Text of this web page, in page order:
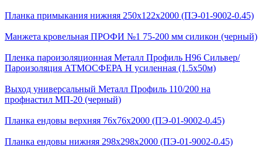
Планка примыкания нижняя 250х122х2000 (ПЭ-01-9002-0.45)
Манжета кровельная ПРОФИ №1 75-200 мм силикон (черный)
Пленка пароизоляционная Металл Профиль Н96 Сильвер/
Пароизоляция АТМОСФЕРА Н усиленная (1.5х50м)
Выход универсальный Металл Профиль 110/200 на
профнастил МП-20 (черный)
Планка ендовы верхняя 76х76х2000 (ПЭ-01-9002-0.45)
Планка ендовы нижняя 298х298х2000 (ПЭ-01-9002-0.45)